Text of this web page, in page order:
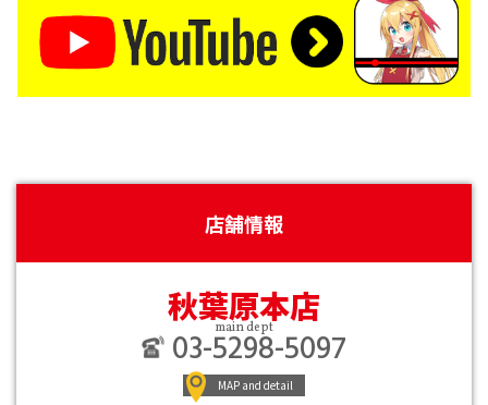
店舗情報
秋葉原本店
main dept
03-5298-5097
MAP and detail